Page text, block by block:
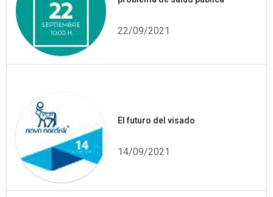
22/09/2021
El futuro del visado
14/09/2021